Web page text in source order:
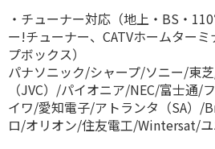
・チューナー対応（地上・BS・
ー!チューナー、CATVホームターミ
プボックス）
パナソニック/シャープ/ソニー/東
（JVC）/パイオニア/NEC/富士通/
イワ/愛知電子/アトランタ（SA）
ロ/オリオン/住友電工/Wintersat/